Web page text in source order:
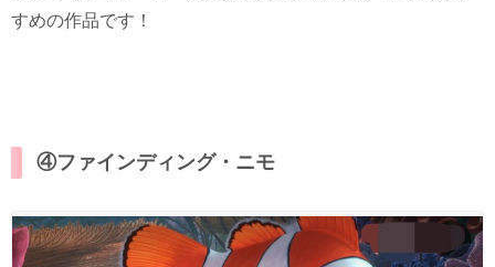
すめの作品です！
④ファインディング・ニモ